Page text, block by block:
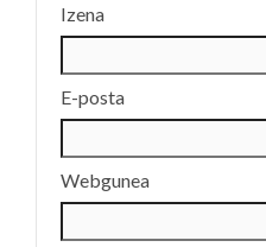
Izena
E-posta
Webgunea